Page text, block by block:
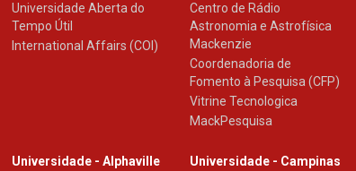
Universidade Aberta do
Tempo Útil
International Affairs (COI)
Centro de Rádio
Astronomia e Astrofísica
Mackenzie
Coordenadoria de
Fomento à Pesquisa (CFP)
Vitrine Tecnologica
MackPesquisa
Universidade - Alphaville
Universidade - Campinas